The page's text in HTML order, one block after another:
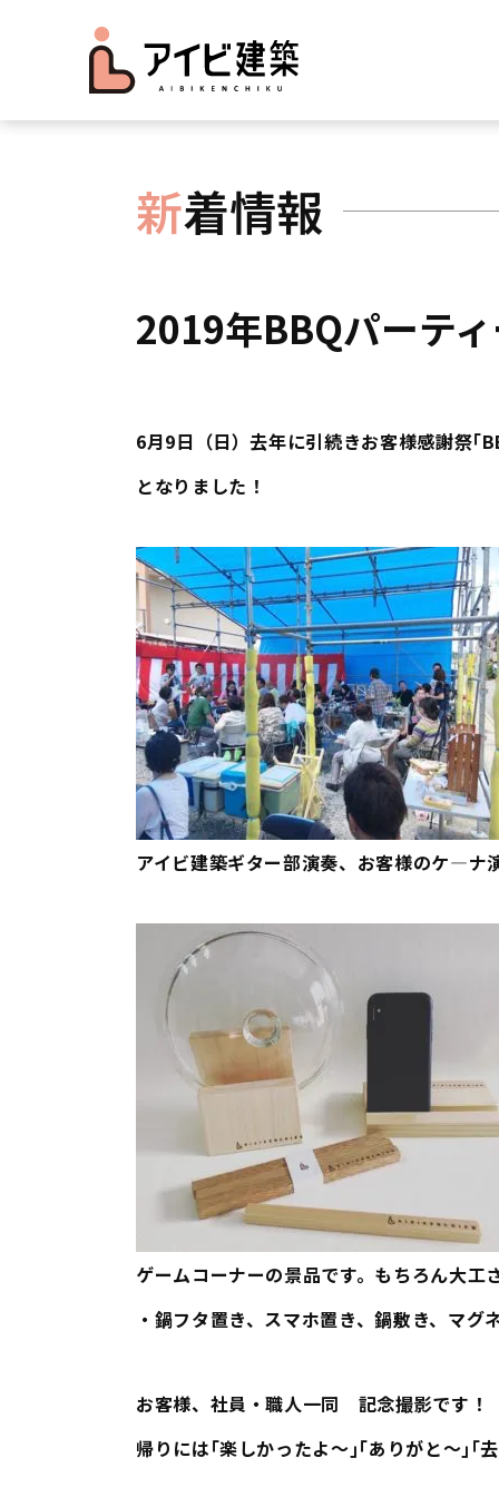
新着情報
2019年BBQパーテ
6月9日（日）去年に引続きお客様感謝祭｢
となりました！
アイビ建築ギター部演奏、お客様のケ―ナ
ゲームコーナーの景品です。もちろん大工
・鍋フタ置き、スマホ置き、鍋敷き、マグ
お客様、社員・職人一同 記念撮影です！
帰りには｢楽しかったよ～｣｢ありがと～｣｢